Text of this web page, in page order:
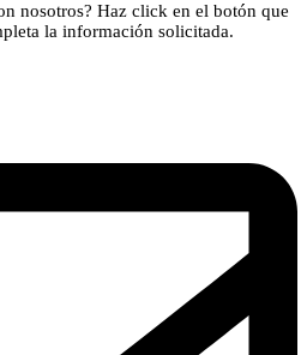
nosotros? Haz click en el botón que
la información solicitada.